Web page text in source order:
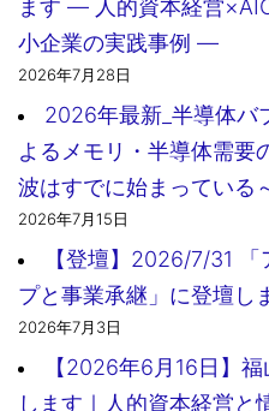
ます ― 人的資本経営
小企業の実践事例 ―
2026年7月28日
2026年最新_半導体バ
よるメモリ・半導体需要
波はすでに始まっている
2026年7月15日
【登壇】2026/7/31
プと事業承継」に登壇し
2026年7月3日
【2026年6月16日】
します｜人的資本経営と